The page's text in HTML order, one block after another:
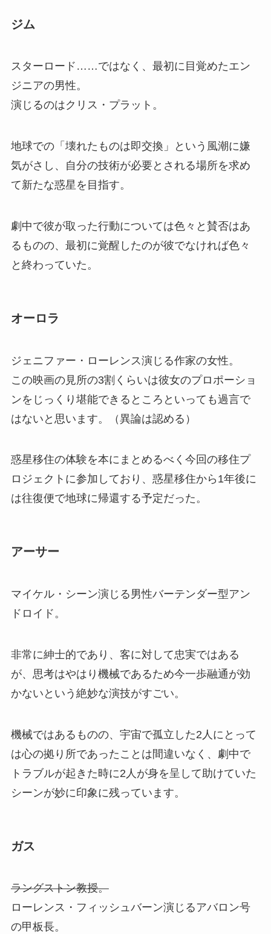
ジム
スターロード……ではなく、最初に目覚めたエン
ジニアの男性。
演じるのはクリス・プラット。
地球での「壊れたものは即交換」という風潮に嫌
気がさし、自分の技術が必要とされる場所を求め
て新たな惑星を目指す。
劇中で彼が取った行動については色々と賛否はあ
るものの、最初に覚醒したのが彼でなければ色々
と終わっていた。
オーロラ
ジェニファー・ローレンス演じる作家の女性。
この映画の見所の3割くらいは彼女のプロポーショ
ンをじっくり堪能できるところといっても過言で
はないと思います。（異論は認める）
惑星移住の体験を本にまとめるべく今回の移住プ
ロジェクトに参加しており、惑星移住から1年後に
は往復便で地球に帰還する予定だった。
アーサー
マイケル・シーン演じる男性バーテンダー型アン
ドロイド。
非常に紳士的であり、客に対して忠実ではある
が、思考はやはり機械であるため今一歩融通が効
かないという絶妙な演技がすごい。
機械ではあるものの、宇宙で孤立した2人にとって
は心の拠り所であったことは間違いなく、劇中で
トラブルが起きた時に2人が身を呈して助けていた
シーンが妙に印象に残っています。
ガス
ラングストン教授。
ローレンス・フィッシュバーン演じるアバロン号
の甲板長。